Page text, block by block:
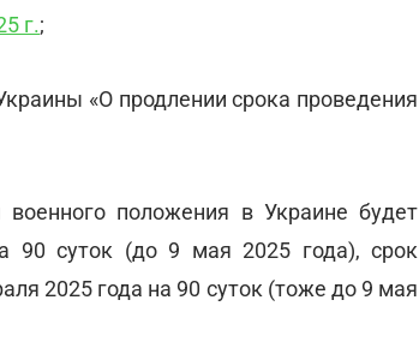
г.;
«О продлении срока проведения
положения в Украине будет
90 суток (до 9 мая 2025 года), срок
2025 года на 90 суток (тоже до 9 мая